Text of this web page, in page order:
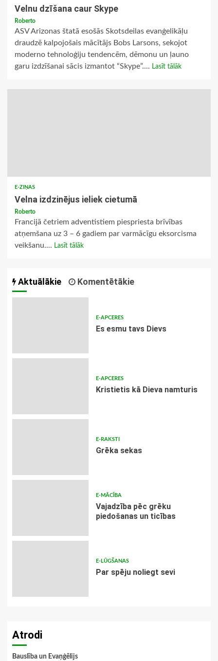
Velnu dzīšana caur Skype
Roberto
ASV Arizonas štatā esošās Skotsdeilas evanģelikāļu
draudzē kalpojošais mācītājs Bobs Larsons, sekojot
moderno tehnoloģiju tendencēm, dēmonu un ļauno
garu izdzīšanai sācis izmantot “Skype”.... Lasīt tālāk
E-ZIŅAS
Velna izdzinējus ieliek cietumā
Roberto
Francijā četriem adventistiem piespriesta brīvības
atņemšana uz 3 – 6 gadiem par varmācīgu eksorcisma
veikšanu.... Lasīt tālāk
Aktuālākie Komentētākie
E-APCERES
Es esmu tavs Dievs
E-APCERES
Kristietis kā Dieva namturis
E-RAKSTI
Grēka sekas
E-MĀCĪBA
Vajadzība pēc grēku
piedošanas un ticības
E-LŪGŠANAS
Par spēju noliegt sevi
Atrodi
Bauslība un Evaņģēlijs